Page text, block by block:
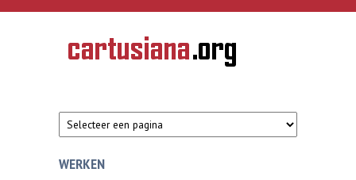
Overslaan en naar de inhoud gaan
CARTUSIANA
Geschiedenis
van de
WERKEN